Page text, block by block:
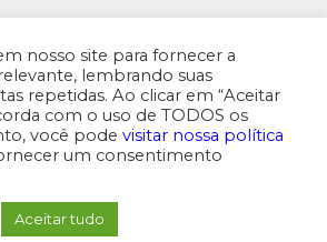
nosso site para fornecer a
lembrando suas
repetidas. Ao clicar em “Aceitar
com o uso de TODOS os
você pode visitar nossa política
um consentimento
Aceitar tudo